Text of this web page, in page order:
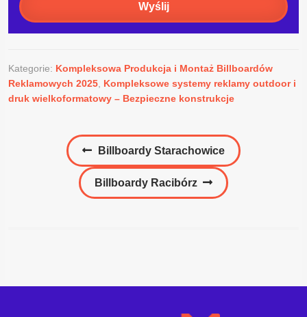
Wyślij
Kategorie: Kompleksowa Produkcja i Montaż Billboardów
Reklamowych 2025 Kompleksowe systemy reklamy outdoor i
druk wielkoformatowy – Bezpieczne konstrukcje
NawigacjaPoprzedni
wpis:
Billboardy Starachowice
Następny
wpis:
Billboardy Racibórz